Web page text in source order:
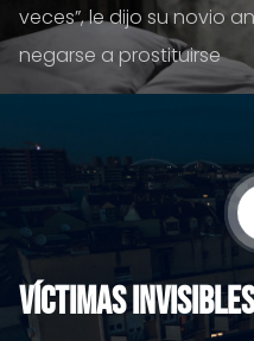
veces”, le dijo su novio
negarse a prostituirse
Víctimas invisibles